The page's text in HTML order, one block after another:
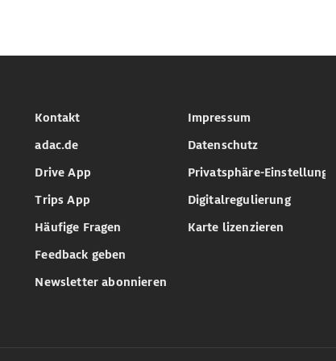
Kontakt
adac.de
Drive App
Trips App
Häufige Fragen
Feedback geben
Newsletter abonnieren
Impressum
Datenschutz
Privatsphäre-Einstellungen
Digitalregulierung
Karte lizenzieren